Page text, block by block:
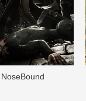
NoseBound